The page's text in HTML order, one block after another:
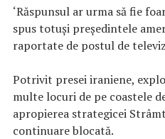
‘Răspunsul ar urma să fie
spus totuși președintele
raportate de postul de
Potrivit presei iraniene,
multe locuri de pe coastele
apropierea strategicei
continuare blocată.